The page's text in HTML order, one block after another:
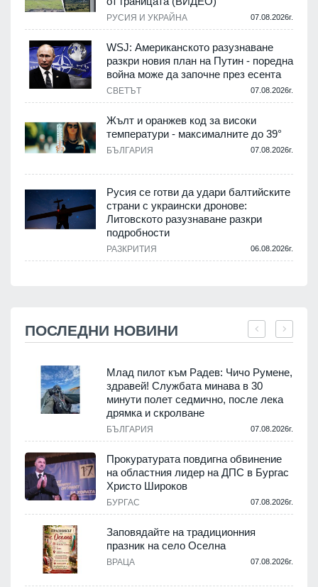
РУСИЯ И УКРАЙНА 07.08.2026г.
WSJ: Американското разузнаване
разкри новия план на Путин - поредна
война може да започне през есента
СВЕТЪТ 07.08.2026г.
Жълт и оранжев код за високи
температури - максималните до 39°
БЪЛГАРИЯ 07.08.2026г.
Русия се готви да удари балтийските
страни с украински дронове:
Литовското разузнаване разкри
подробности
РАЗКРИТИЯ 06.08.2026г.
ПОСЛЕДНИ НОВИНИ
Млад пилот към Радев: Чичо Румене,
здравей! Службата минава в 30
минути полет седмично, после лека
дрямка и скролване
БЪЛГАРИЯ 07.08.2026г.
Прокуратурата повдигна обвинение
на областния лидер на ДПС в Бургас
Христо Широков
БУРГАС 07.08.2026г.
Заповядайте на традиционния
празник на село Оселна
ВРАЦА 07.08.2026г.